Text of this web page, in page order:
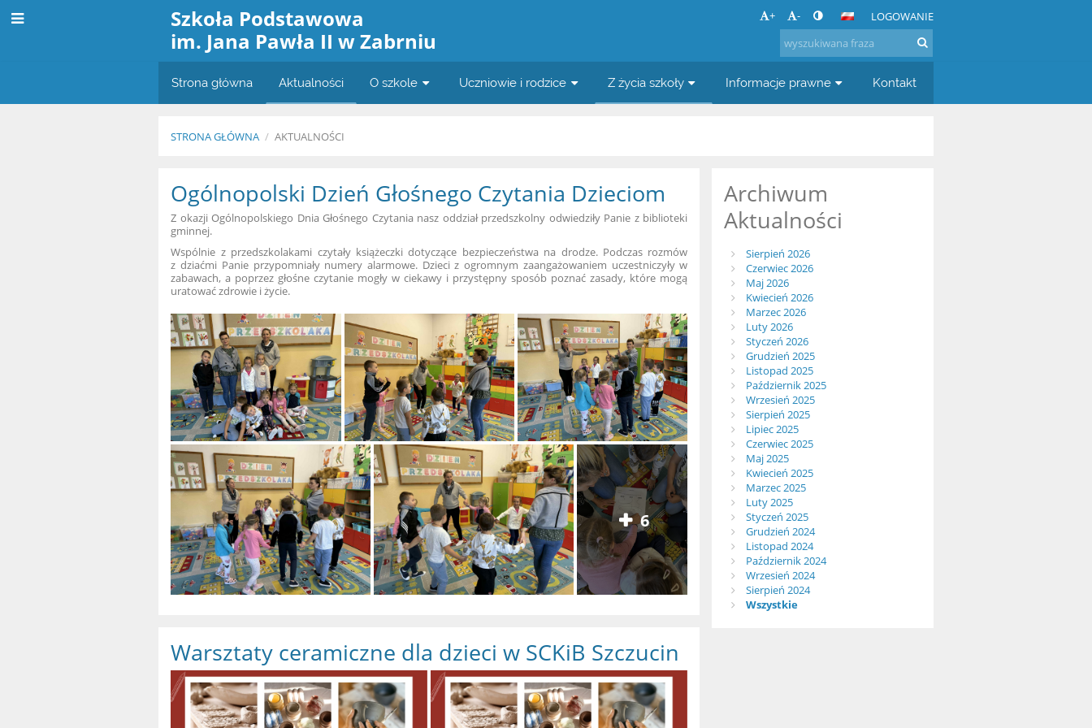
Szkoła Podstawowa
im. Jana Pawła II w Zabrniu
+ - LOGOWANIE
Strona główna Aktualności O szkole Uczniowie i rodzice Z życia szkoły Informacje prawne Kontakt
STRONA GŁÓWNA / AKTUALNOŚCI
Aktualności
Ogólnopolski Dzień Głośnego Czytania Dzieciom
Z okazji Ogólnopolskiego Dnia Głośnego Czytania nasz oddział przedszkolny odwiedziły Panie z biblioteki
gminnej.
Wspólnie z przedszkolakami czytały książeczki dotyczące bezpieczeństwa na drodze. Podczas rozmów
z dziaćmi Panie przypomniały numery alarmowe. Dzieci z ogromnym zaangażowaniem uczestniczyły w
zabawach, a poprzez głośne czytanie mogły w ciekawy i przystępny sposób poznać zasady, które mogą
uratować zdrowie i życie.
6
Warsztaty ceramiczne dla dzieci w SCKiB Szczucin
Archiwum
Aktualności
Sierpień 2026
Czerwiec 2026
Maj 2026
Kwiecień 2026
Marzec 2026
Luty 2026
Styczeń 2026
Grudzień 2025
Listopad 2025
Październik 2025
Wrzesień 2025
Sierpień 2025
Lipiec 2025
Czerwiec 2025
Maj 2025
Kwiecień 2025
Marzec 2025
Luty 2025
Styczeń 2025
Grudzień 2024
Listopad 2024
Październik 2024
Wrzesień 2024
Sierpień 2024
Wszystkie